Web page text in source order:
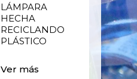
LÁMPARA
HECHA
RECICLANDO
PLÁSTICO
Ver más